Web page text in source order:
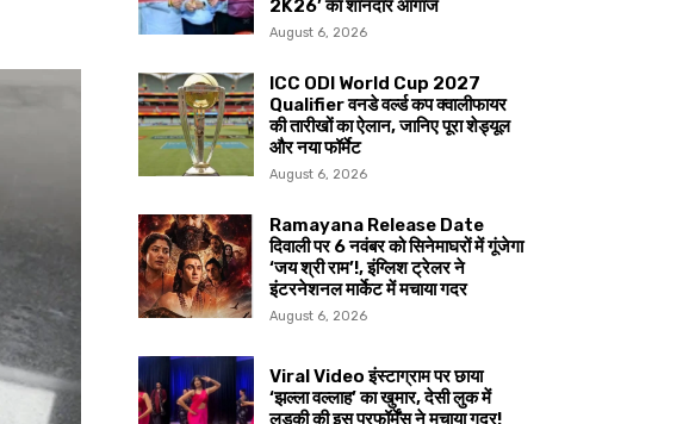
2K26’ का शानदार आगाज
August 6, 2026
ICC ODI World Cup 2027
Qualifier वनडे वर्ल्ड कप क्वालीफायर
की तारीखों का ऐलान, जानिए पूरा शेड्यूल
और नया फॉर्मेट
August 6, 2026
Ramayana Release Date
दिवाली पर 6 नवंबर को सिनेमाघरों में गूंजेगा
‘जय श्री राम’!, इंग्लिश ट्रेलर ने
इंटरनेशनल मार्केट में मचाया गदर
August 6, 2026
Viral Video इंस्टाग्राम पर छाया
‘झल्ला वल्लाह’ का खुमार, देसी लुक में
लड़की की इस परफॉर्मेंस ने मचाया गदर!